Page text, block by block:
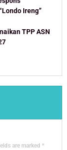
Ireng”
TPP ASN
are marked *